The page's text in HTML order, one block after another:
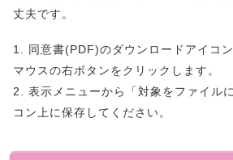
丈夫です。
1. 同意書(PDF)のダウンロードアイコン
マウスの右ボタンをクリックします。
2. 表示メニューから「対象をファイル
コン上に保存してください。